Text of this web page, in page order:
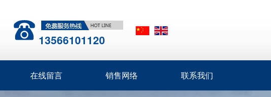
13566101120
在线留言 销售网络 联系我们